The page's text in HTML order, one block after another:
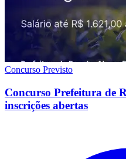
Concurso Previsto
Concurso Prefeitura de
inscrições abertas